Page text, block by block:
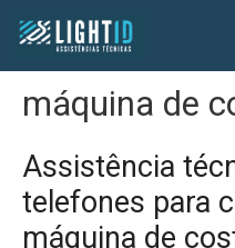
Pular
para
conteúdo
máquina de
Assistência
telefones para
máquina de